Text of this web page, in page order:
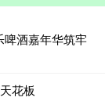
啤酒嘉年华筑牢
花板